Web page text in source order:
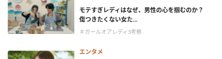
モテすぎレディはなぜ、男性の心を掴むのか？
傷つきたくない女た...
＃ガールオアレディ3考察
エンタメ